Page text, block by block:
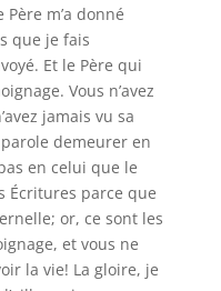
m’a donné
que je fais
Et le Père qui
Vous n’avez
jamais vu sa
demeurer en
en celui que le
Écritures parce que
or, ce sont les
et vous ne
la vie! La gloire, je